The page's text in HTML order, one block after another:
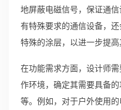
地屏蔽电磁信号，保证通
有特殊要求的通信设备，
特殊的涂层，以进一步提高
在功能需求方面，设计师
作环境，确定其需要具备
等。例如，对于户外使用